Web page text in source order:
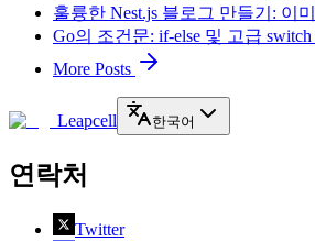
훌륭한 Nest.js 블로그 만들기: 이
Go의 조건문: if-else 및 고급
More Posts
Leapcell 한국어
연락처
Twitter